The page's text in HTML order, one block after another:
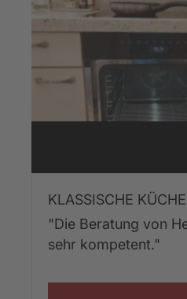
KLASSISCHE KÜCHE
"Die Beratung von
sehr kompetent."